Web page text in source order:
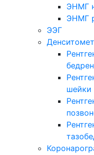
ЭНМГ
ЭНМГ
ЭЭГ
шейки